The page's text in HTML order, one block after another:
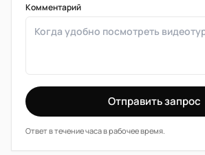
Комментарий
Отправить запрос
Ответ в течение часа в рабочее время.